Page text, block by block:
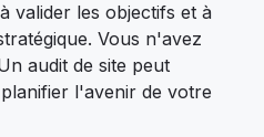
valider les objectifs et à
Vous n'avez
audit de site peut
l'avenir de votre